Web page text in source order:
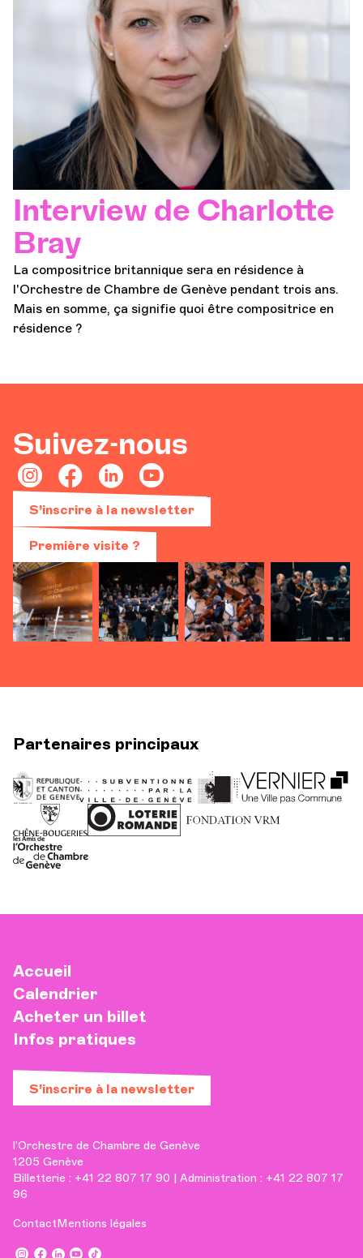
Interview de Charlotte
Bray
La compositrice britannique sera en résidence à
l'Orchestre de Chambre de Genève pendant trois ans.
Mais en somme, ça signifie quoi être compositrice en
résidence ?
Suivez-nous
S’inscrire à la newsletter
Première visite ?
Partenaires principaux
Accueil
Calendrier
Acheter un billet
Infos pratiques
S’inscrire à la newsletter
l’Orchestre de Chambre de Genève
1205 Genève
Billetterie : +41 22 807 17 90 | Administration : +41 22 807 17
96
ContactMentions légales